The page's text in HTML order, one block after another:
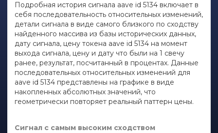
Подробная история сигнала aave id 5134 включает в
себя последовательность относительных изменений,
детали сигнала в виде самого близкого по сходству
найденного массива из базы исторических данных,
дату сигнала, цену токена aave id 5134 на момент
выхода сигнала, цену и дату что были на 1 свечу
ранее, результат, посчитанный в процентах. Данные
последовательных относительных изменений для
aave id 5134 представлены на графике в виде
накопленных абсолютных значений, что
геометрически повторяет реальный паттерн цены.
Сигнал с самым высоким сходством